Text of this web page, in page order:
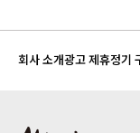
회사 소개광고 제휴정기